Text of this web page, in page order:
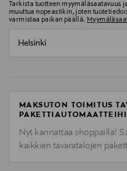
Tarkista tuotteen myymäläsaatavuus
muuttua nopeastikin, joten
varmistaa paikan päällä.
Helsinki
MAKSUTON TOIMITUS
Nyt kannattaa shoppailla!
kaikkien tavaratalojen